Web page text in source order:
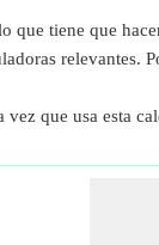
que tiene que
relevantes.
vez que usa esta